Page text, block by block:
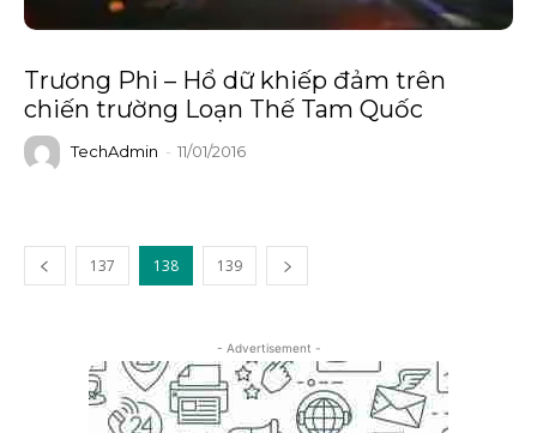
Trương Phi – Hổ dữ khiếp đảm trên
chiến trường Loạn Thế Tam Quốc
TechAdmin - 11/01/2016
137 138 139
- Advertisement -